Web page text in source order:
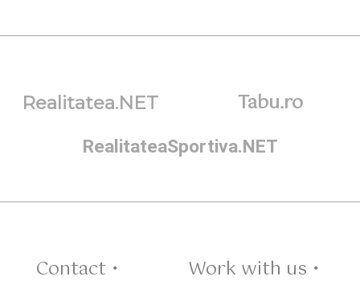
Realitatea.NET Tabu.ro
RealitateaSportiva.NET
Contact • Work with us •